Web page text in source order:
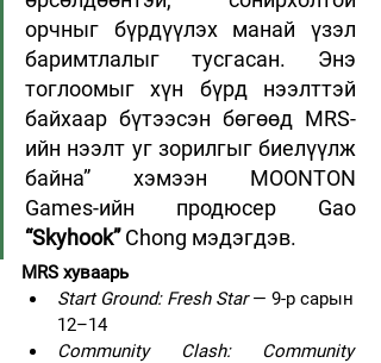
орчныг бүрдүүлэх манай үзэл
баримтлалыг тусгасан. Энэ
тоглоомыг хүн бүрд нээлттэй
байхаар бүтээсэн бөгөөд MRS-
ийн нээлт уг зорилгыг биелүүлж
байна” хэмээн MOONTON
“Skyhook” Chong мэдэгдэв.
MRS хуваарь
Start Ground: Fresh Star — 9-р сарын
12–14
Community Clash: Community